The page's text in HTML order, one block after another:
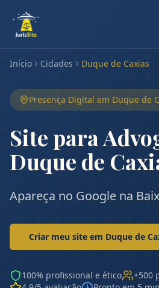
Início Cidades Duque de Caxias
Presença Digital em Duque de
Site para
Duque de
Apareça no Google na
Criar meu site em Duque de
100% profissional e ético
+500